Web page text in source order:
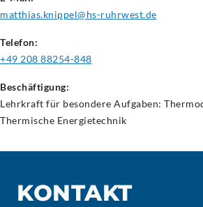
matthias.knippel@hs-ruhrwest.de
Telefon:
+49 208 88254-848
Beschäftigung:
Lehrkraft für besondere Aufgaben:
Thermische Energietechnik
KONTAKT